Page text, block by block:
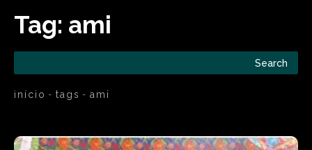
Tag: ami
Search
início tags ami